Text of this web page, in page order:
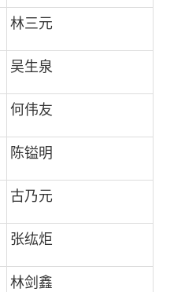
林三元
吴生泉
何伟友
陈镒明
古乃元
张纮炬
林剑鑫